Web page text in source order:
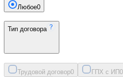
Любое0
Тип договора
Трудовой договор0 ГПХ с ИП0